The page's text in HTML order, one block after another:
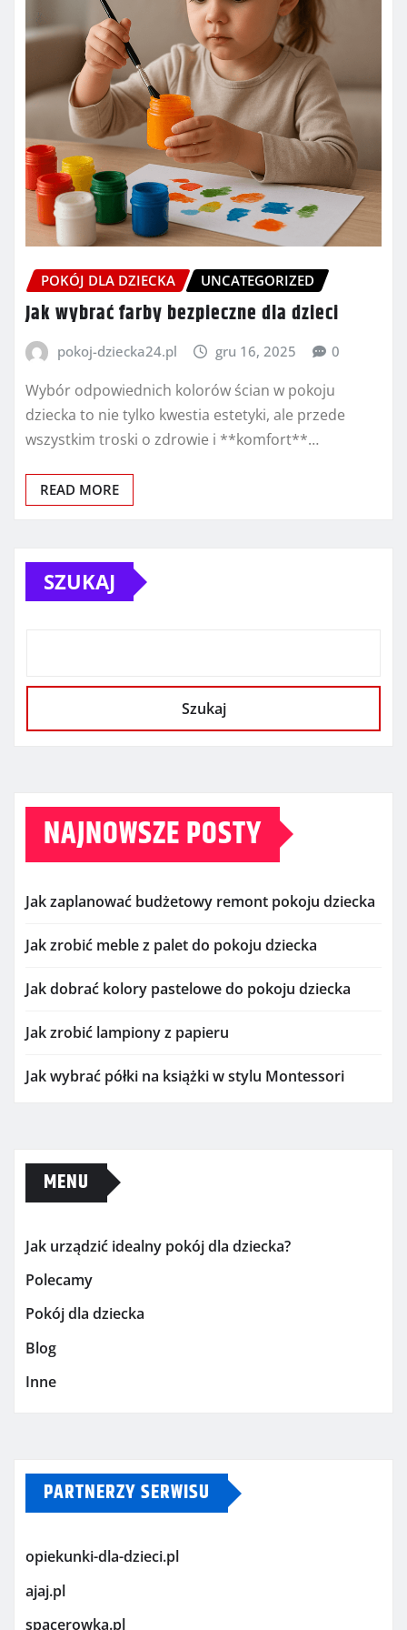
POKÓJ DLA DZIECKA UNCATEGORIZED
Jak wybrać farby bezpieczne dla dzieci
pokoj-dziecka24.pl gru 16, 2025 0
Wybór odpowiednich kolorów ścian w pokoju
dziecka to nie tylko kwestia estetyki, ale przede
wszystkim troski o zdrowie i **komfort**…
READ MORE
SZUKAJ
Szukaj
NAJNOWSZE POSTY
Jak zaplanować budżetowy remont pokoju dziecka
Jak zrobić meble z palet do pokoju dziecka
Jak dobrać kolory pastelowe do pokoju dziecka
Jak zrobić lampiony z papieru
Jak wybrać półki na książki w stylu Montessori
MENU
Jak urządzić idealny pokój dla dziecka?
Polecamy
Pokój dla dziecka
Blog
Inne
PARTNERZY SERWISU
opiekunki-dla-dzieci.pl
ajaj.pl
spacerowka.pl